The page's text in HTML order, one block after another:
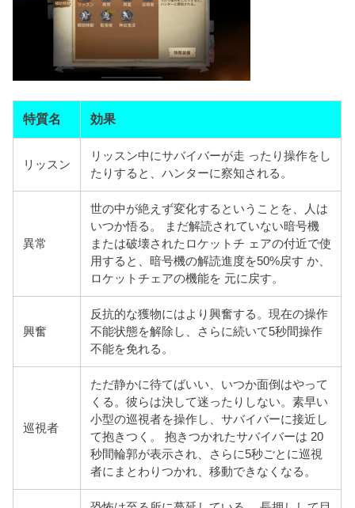
特質名 効果
リッスン
リッスン中にサバイバーが走 ったり操作をし
たりすると、ハンターに察知される。
異常
世の中が絶えず変化するということを、人は
いつか悟る。 まだ解読されていない暗号機
または破壊されたロケットチ ェアの付近で使
用すると、暗号機の解読進度を50%戻す か、
ロケットチェアの機能を 元に戻す。
興奮
反抗的な獲物にはより興奮する。現在の操作
不能状態を解除し、さらに続いて5秒間操作
不能を免れる。
巡視者
ただ静かに待てばいい、いつか面倒はやって
くる。彼らは決して迷ったりしない。素早い
小型の巡視者を操作し、サバイバーに接近し
て抱きつく。 抱きつかれたサバイバーは 20
秒間輪郭が表示され、さらに5秒ごとに巡視
者にまとわりつかれ、移動できなくなる。